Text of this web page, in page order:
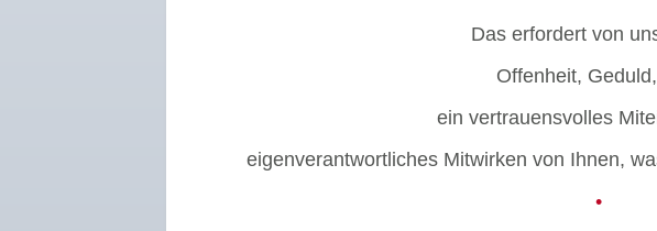
Das erfordert von
Offenheit,
ein vertrauensvolles
eigenverantwortliches Mitwirken von Ihnen,
•